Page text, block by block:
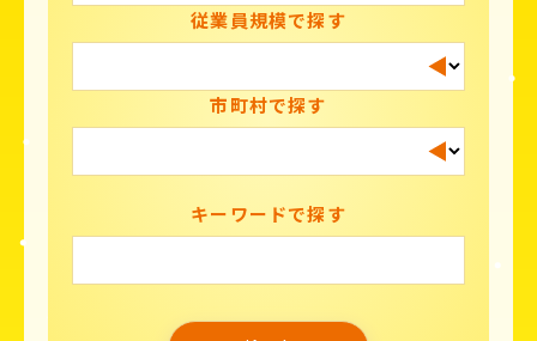
従業員規模で探す
市町村で探す
キーワードで探す